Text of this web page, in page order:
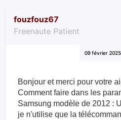
fouzfouz67
Freenaute Patient
09 février
Bonjour et merci pour votre
Comment faire dans les
Samsung modèle de 2012 :
je n'utilise que la